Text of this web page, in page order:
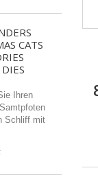
CATS
Ihren
Schliff mit